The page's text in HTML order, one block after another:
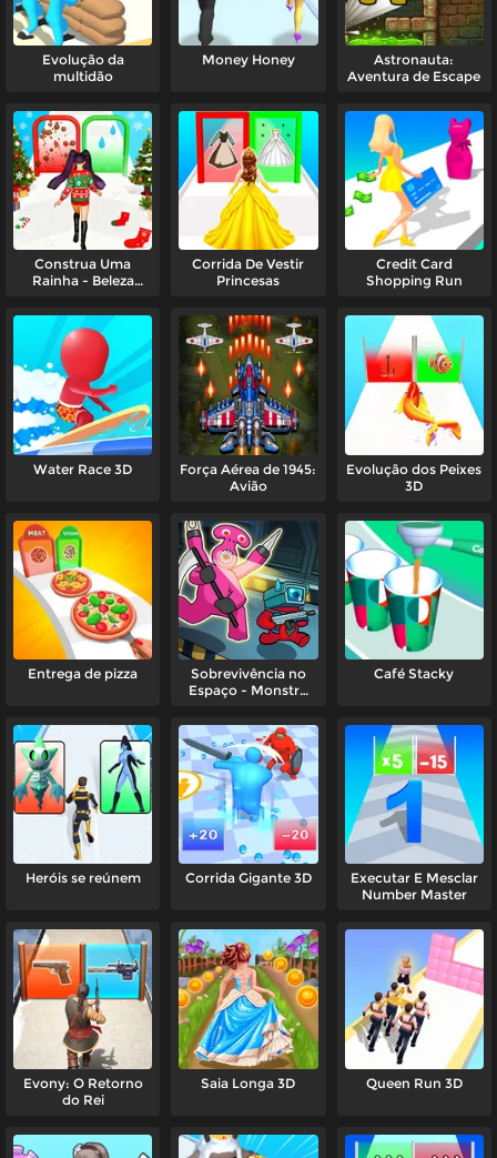
Evolução da
multidão
Money Honey
Astronauta:
Aventura de Escape
Construa Uma
Rainha - Beleza
Corrida De Vestir
Princesas
Credit Card
Shopping Run
Water Race 3D
Força Aérea de 1945:
Avião
Evolução dos Peixes
3D
Entrega de pizza
Sobrevivência no
Espaço - Monstro
Café Stacky
Heróis se reúnem Corrida Gigante 3D
Executar E Mesclar
Number Master
Evony: O Retorno
do Rei
Saia Longa 3D Queen Run 3D